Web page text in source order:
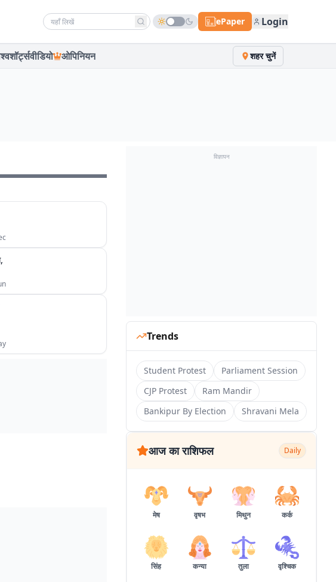
Search news ePaper Login
शॉर्ट्सवीडियो ओपिनियन शहर चुनें
विज्ञापन
Trends
Student Protest
Parliament Session
CJP Protest
Ram Mandir
Bankipur By Election
Shravani Mela
आज का राशिफल Daily
मेष वृषभ मिथुन कर्क
सिंह कन्या तुला वृश्चिक